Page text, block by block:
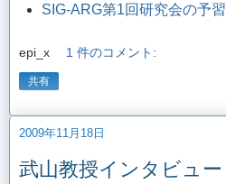
SIG-ARG第1回研究会の予
epi_x 1 件のコメント:
共有
2009年11月18日
武山教授インタビュ